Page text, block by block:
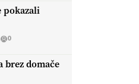
pokazali
0
brez domače